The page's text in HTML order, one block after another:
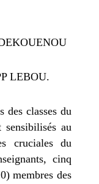
LEBOU.
des classes du
au
cruciales du
cinq
membres des